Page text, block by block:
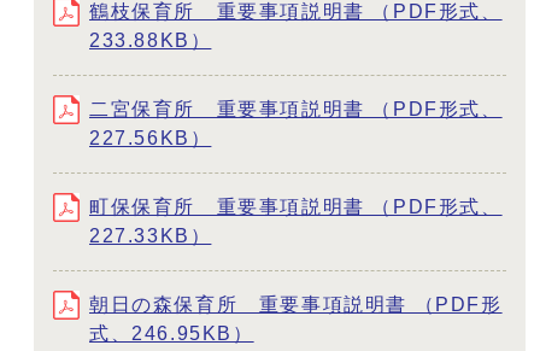
鶴枝保育所 重要事項説明書 （PDF形式、
233.88KB）
二宮保育所 重要事項説明書 （PDF形式、
227.56KB）
町保保育所 重要事項説明書 （PDF形式、
227.33KB）
朝日の森保育所 重要事項説明書 （PDF形
式、246.95KB）